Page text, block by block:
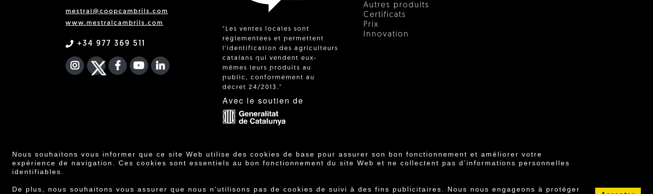
Nous souhaitons vous informer que ce site Web utilise des cookies de base pour assurer son bon fonctionnement et améliorer votre
expérience de navigation. Ces cookies sont essentiels au bon fonctionnement du site Web et ne collectent pas d’informations personnelles
identifiables.
De plus, nous souhaitons vous assurer que nous n'utilisons pas de cookies de suivi à des fins publicitaires. Nous nous engageons à protéger
mestral@coopcambrils.com
www.mestralcambrils.com
+34 977 369 511
INSTAGRAM
TWITTER
FACEBOOK F
YOUTUBEFA LINKEDIN IN
"Les ventes locales sont
réglementées et permettent
l'identification des agriculteurs
catalans qui vendent eux-
mêmes leurs produits au
public, conformément au
décret 24/2013."
Avec le soutien de
Autres produits
Certificats
Prix
Innovation